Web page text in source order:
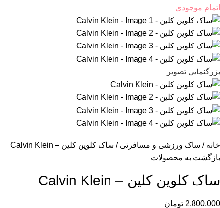
اتمام موجودی
بزرگنمایی تصویر
خانه ساک ورزشی و مسافرتی ساک کلوین کلین – Calvin Klein
بازگشت به محصولات
ساک کلوین کلین – Calvin Klein
2,800,000 تومان